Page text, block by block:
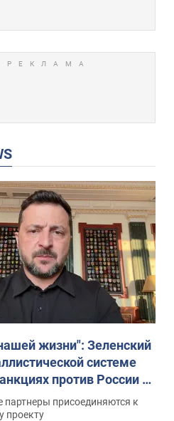
жизни": Зеленский
системе
против России и
аграриев. Видео
партнеры присоединяются к
проекту